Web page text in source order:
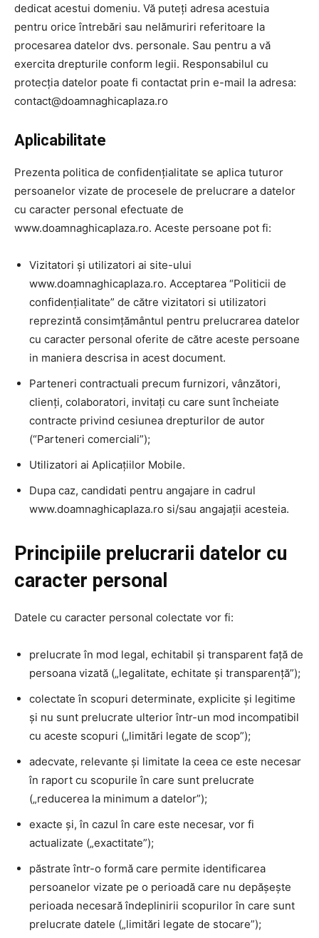
dedicat acestui domeniu. Vă puteți adresa acestuia
pentru orice întrebări sau nelămuriri referitoare la
procesarea datelor dvs. personale. Sau pentru a vă
exercita drepturile conform legii. Responsabilul cu
protecția datelor poate fi contactat prin e-mail la adresa:
contact@doamnaghicaplaza.ro
Aplicabilitate
Prezenta politica de confidențialitate se aplica tuturor
persoanelor vizate de procesele de prelucrare a datelor
cu caracter personal efectuate de
www.doamnaghicaplaza.ro. Aceste persoane pot fi:
Vizitatori și utilizatori ai site-ului
www.doamnaghicaplaza.ro. Acceptarea “Politicii de
confidențialitate” de către vizitatori si utilizatori
reprezintă consimțământul pentru prelucrarea datelor
cu caracter personal oferite de către aceste persoane
in maniera descrisa in acest document.
Parteneri contractuali precum furnizori, vânzători,
clienți, colaboratori, invitați cu care sunt încheiate
contracte privind cesiunea drepturilor de autor
(“Parteneri comerciali”);
Utilizatori ai Aplicațiilor Mobile.
Dupa caz, candidati pentru angajare in cadrul
www.doamnaghicaplaza.ro si/sau angajații acesteia.
Principiile prelucrarii datelor cu
caracter personal
Datele cu caracter personal colectate vor fi:
prelucrate în mod legal, echitabil și transparent față de
persoana vizată („legalitate, echitate și transparență”);
colectate în scopuri determinate, explicite și legitime
și nu sunt prelucrate ulterior într-un mod incompatibil
cu aceste scopuri („limitări legate de scop”);
adecvate, relevante și limitate la ceea ce este necesar
în raport cu scopurile în care sunt prelucrate
(„reducerea la minimum a datelor”);
exacte și, în cazul în care este necesar, vor fi
actualizate („exactitate”);
păstrate într-o formă care permite identificarea
persoanelor vizate pe o perioadă care nu depășește
perioada necesară îndeplinirii scopurilor în care sunt
prelucrate datele („limitări legate de stocare”);